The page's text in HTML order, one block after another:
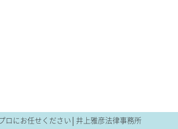
ロにお任せください│井上雅彦法律事務所